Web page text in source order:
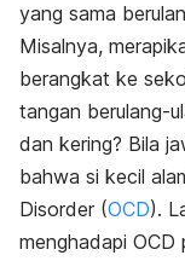
yang sama
Misalnya,
berangkat ke
tangan berulang-
dan kering? Bila
bahwa si kecil
Disorder (OCD).
menghadapi OCD